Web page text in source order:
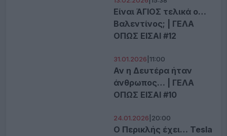
Είναι ΆΓΙΟΣ τελικά ο…
Βαλεντίνος; | ΓΕΛΑ
ΟΠΩΣ ΕΙΣΑΙ #12
Αν η Δευτέρα ήταν
άνθρωπος… | ΓΕΛΑ
ΟΠΩΣ ΕΙΣΑΙ #10
31.01.2026 11:00
Ο Περικλής έχει… Tesla
24.01.2026 20:00